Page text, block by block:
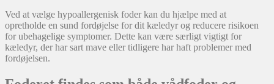
Ved at vælge hypoallergenisk foder kan du hjælpe med at
opretholde en sund fordøjelse for dit kæledyr og reducere risikoen
for ubehagelige symptomer. Dette kan være særligt vigtigt for
kæledyr, der har sart mave eller tidligere har haft problemer med
fordøjelsen.